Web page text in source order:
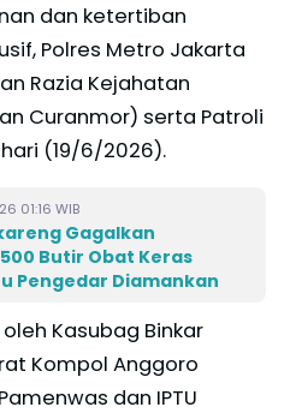
dan ketertiban
Polres Metro Jakarta
Razia Kejahatan
Curanmor) serta Patroli
(19/6/2026).
01:16 WIB
Gagalkan
Butir Obat Keras
Pengedar Diamankan
Kasubag Binkar
Kompol Anggoro
dan IPTU